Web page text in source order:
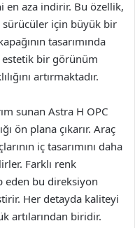
aza indirir. Bu özellik,
için büyük bir
tasarımında
estetik bir görünüm
artırmaktadır.
sunan Astra H OPC
ön plana çıkarır. Araç
iç tasarımını daha
Farklı renk
eden bu direksiyon
Her detayda kaliteyi
artılarından biridir.